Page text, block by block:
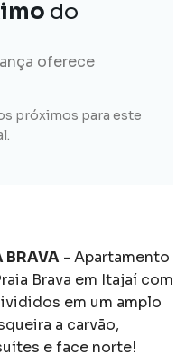
do
oferece
próximos para este
BRAVA - Apartamento
Brava em Itajaí com
em um amplo
a carvão,
e face norte!